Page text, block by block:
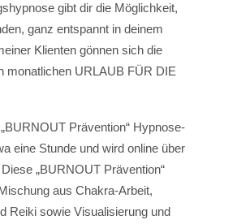
gibt dir die Möglichkeit,
ganz entspannt in deinem
Klienten gönnen sich die
monatlichen URLAUB FÜR DIE
Prävention“ Hypnose-
eine Stunde und wird online über
„BURNOUT Prävention“
aus Chakra-Arbeit,
Reiki sowie Visualisierung und